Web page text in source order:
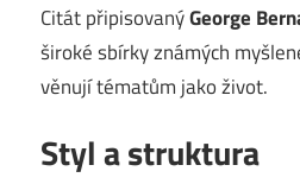
Citát připisovanýGeorge
široké sbírky známých
věnují tématům jako život.
Styl a struktura